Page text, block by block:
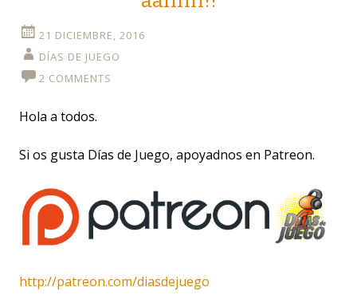
21 DICIEMBRE, 2016
DÍAS DE JUEGO
2 COMMENTS
Hola a todos.
Si os gusta Días de Juego, apoyadnos en Patreon.
http://patreon.com/diasdejuego